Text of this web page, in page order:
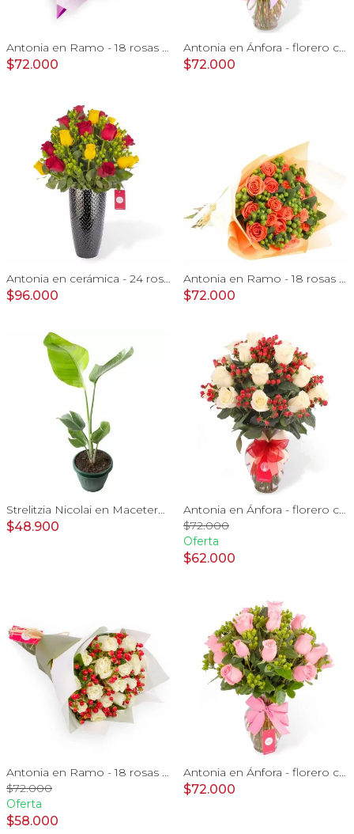
Antonia en Ramo - 18 rosas ecuatorianas lila e hypericum
$72.000
Antonia en Ánfora - florero con 18 rosas lila e hypericum
$72.000
Antonia en cerámica - 24 rosas rojo y amarillo e hypericum
$96.000
Antonia en Ramo - 18 rosas ecuatorianas naranjo e hypericum
$72.000
Strelitzia Nicolai en Macetero Tamaño M
$48.900
Antonia en Ánfora - florero con 18 rosas blanco e hypericum
$72.000
Oferta
$62.000
Antonia en Ramo - 18 rosas ecuatorianas blanco e hypericum
$72.000
Oferta
$58.000
Antonia en Ánfora - florero con 18 rosas rosado e hypericum
$72.000